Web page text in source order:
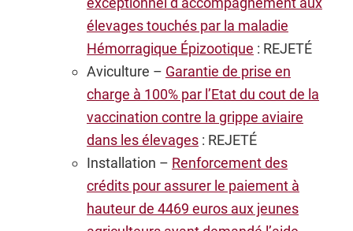
élevages touchés par la maladie
Hémorragique Épizootique : REJETÉ
Aviculture – Garantie de prise en
charge à 100% par l’Etat du cout de la
vaccination contre la grippe aviaire
dans les élevages : REJETÉ
Installation – Renforcement des
crédits pour assurer le paiement à
hauteur de 4469 euros aux jeunes